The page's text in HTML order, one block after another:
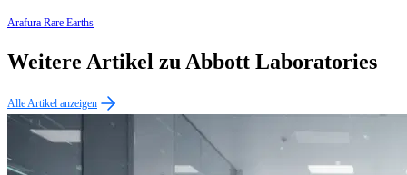
Arafura Rare Earths
Weitere Artikel zu Abbott Laboratories
Alle Artikel anzeigen